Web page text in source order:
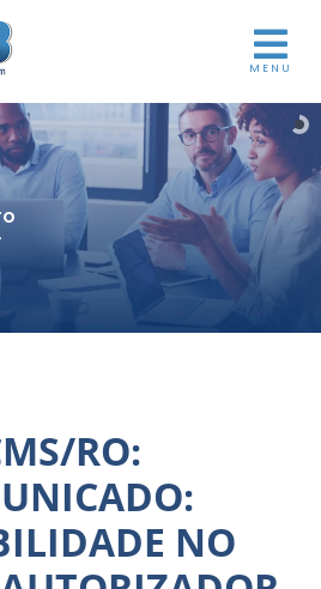
MENU
RO:
NO